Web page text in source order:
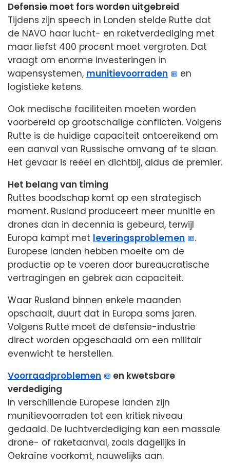
Defensie moet fors worden uitgebreid
Tijdens zijn speech in Londen stelde Rutte dat
de NAVO haar lucht- en raketverdediging met
maar liefst 400 procent moet vergroten. Dat
vraagt om enorme investeringen in
wapensystemen, munitievoorraden
en
logistieke ketens.
Ook medische faciliteiten moeten worden
voorbereid op grootschalige conflicten. Volgens
Rutte is de huidige capaciteit ontoereikend om
een aanval van Russische omvang af te slaan.
Het gevaar is reëel en dichtbij, aldus de premier.
Het belang van timing
Ruttes boodschap komt op een strategisch
moment. Rusland produceert meer munitie en
drones dan in decennia is gebeurd, terwijl
Europa kampt met leveringsproblemen
.
Europese landen hebben moeite om de
productie op te voeren door bureaucratische
vertragingen en gebrek aan capaciteit.
Waar Rusland binnen enkele maanden
opschaalt, duurt dat in Europa soms jaren.
Volgens Rutte moet de defensie-industrie
direct worden opgeschaald om een militair
evenwicht te herstellen.
Voorraadproblemen
en kwetsbare
verdediging
In verschillende Europese landen zijn
munitievoorraden tot een kritiek niveau
gedaald. De luchtverdediging kan een massale
drone- of raketaanval, zoals dagelijks in
Oekraïne voorkomt, nauwelijks aan.